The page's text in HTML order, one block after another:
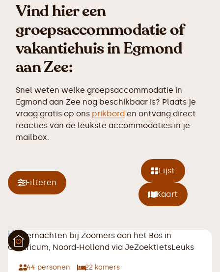
Vind hier een
groepsaccommodatie of
vakantiehuis in Egmond
aan Zee:
Snel weten welke groepsaccommodatie in
Egmond aan Zee nog beschikbaar is? Plaats je
vraag gratis op ons prikbord en ontvang direct
reacties van de leukste accommodaties in je
mailbox.
Filteren
Lijst
Kaart
44 personen 22 kamers